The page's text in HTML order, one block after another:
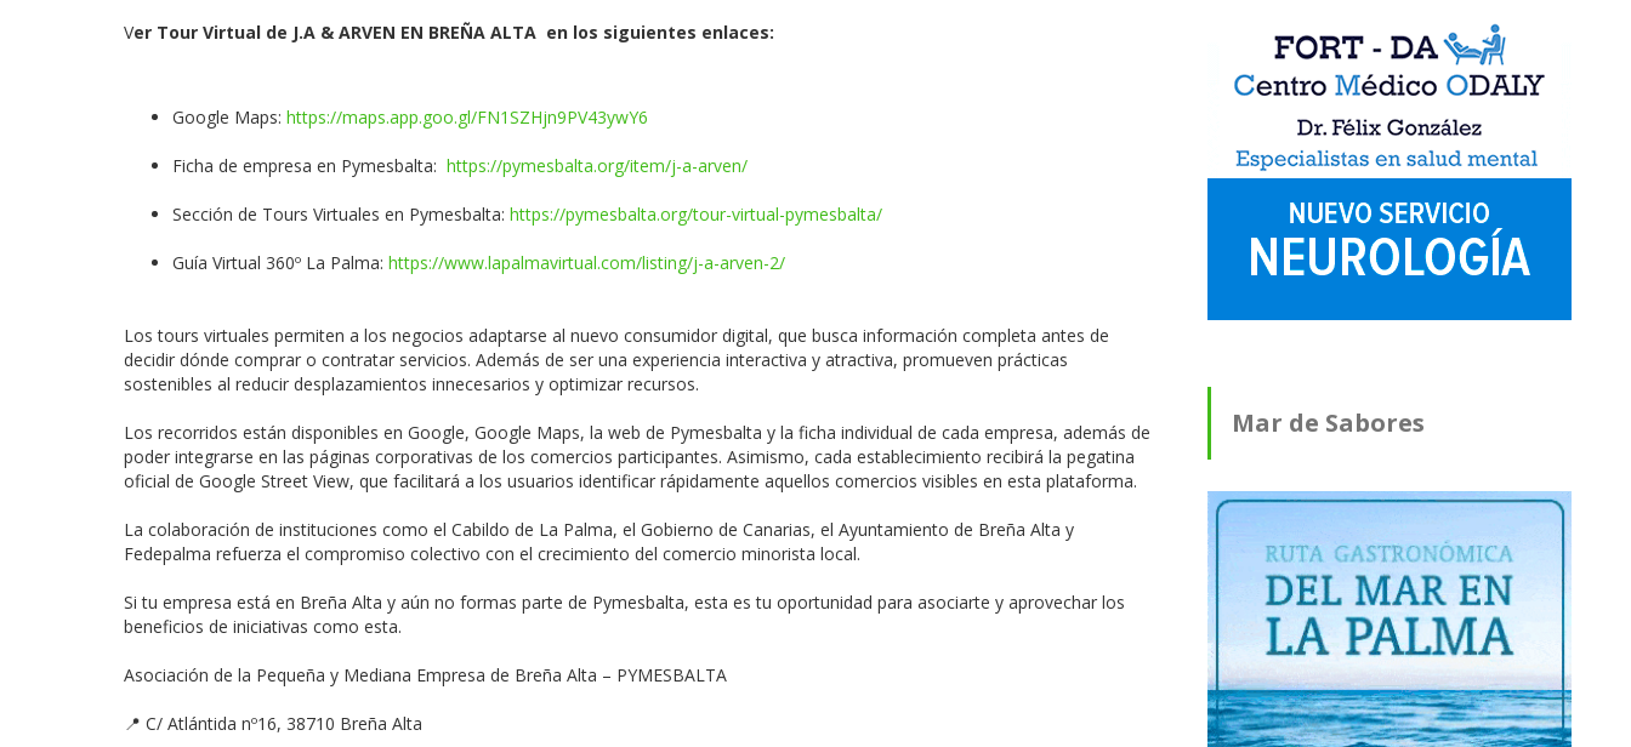
Ver Tour Virtual de J.A & ARVEN EN BREÑA ALTA en los siguientes enlaces:
Google Maps: https://maps.app.goo.gl/FN1SZHjn9PV43ywY6
Ficha de empresa en Pymesbalta: https://pymesbalta.org/item/j-a-arven/
Sección de Tours Virtuales en Pymesbalta: https://pymesbalta.org/tour-virtual-pymesbalta/
Guía Virtual 360º La Palma: https://www.lapalmavirtual.com/listing/j-a-arven-2/
Los tours virtuales permiten a los negocios adaptarse al nuevo consumidor digital, que busca información completa antes de
decidir dónde comprar o contratar servicios. Además de ser una experiencia interactiva y atractiva, promueven prácticas
sostenibles al reducir desplazamientos innecesarios y optimizar recursos.
Los recorridos están disponibles en Google, Google Maps, la web de Pymesbalta y la ficha individual de cada empresa, además de
poder integrarse en las páginas corporativas de los comercios participantes. Asimismo, cada establecimiento recibirá la pegatina
oficial de Google Street View, que facilitará a los usuarios identificar rápidamente aquellos comercios visibles en esta plataforma.
La colaboración de instituciones como el Cabildo de La Palma, el Gobierno de Canarias, el Ayuntamiento de Breña Alta y
Fedepalma refuerza el compromiso colectivo con el crecimiento del comercio minorista local.
Si tu empresa está en Breña Alta y aún no formas parte de Pymesbalta, esta es tu oportunidad para asociarte y aprovechar los
beneficios de iniciativas como esta.
Asociación de la Pequeña y Mediana Empresa de Breña Alta – PYMESBALTA
📍 C/ Atlántida nº16, 38710 Breña Alta
Mar de Sabores